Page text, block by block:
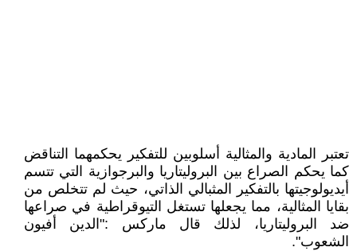
تعتبر المادية والمثالية أسلوبين للتفكير يحكمهما التناقض
كما يحكم الصراع بين البروليتاريا والبرجوازية التي تتسم
أيديولوجيتها بالتفكير المثبالي الذاتي، حيث لم تتخلص من
بقايا المثالية، مما يجعلها تستغل التيوقراطية في صراعها
ضد البروليتاريا، لذلك قال ماركس :"الدين أفيون
الشعوب".